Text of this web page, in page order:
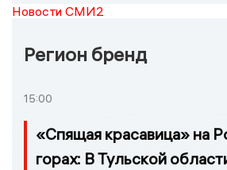
Новости СМИ2
Регион бренд
15:00
«Спящая красавица» на
горах: В Тульской